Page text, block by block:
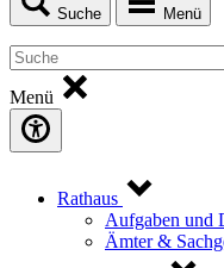
Suche Menü
Menü
Rathaus
Aufgaben und
Ämter &